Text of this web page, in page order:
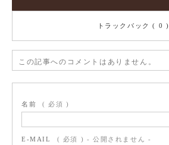
トラックバック ( 0 )
この記事へのコメントはありません。
名前 ( 必須 )
E-MAIL ( 必須 ) - 公開されません -